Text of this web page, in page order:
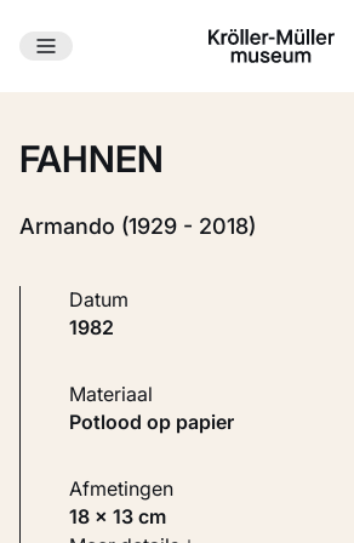
Ga naar hoofdinhoud
FAHNEN
Armando (1929 - 2018)
Datum
1982
Materiaal
Potlood op papier
Afmetingen
18 × 13 cm